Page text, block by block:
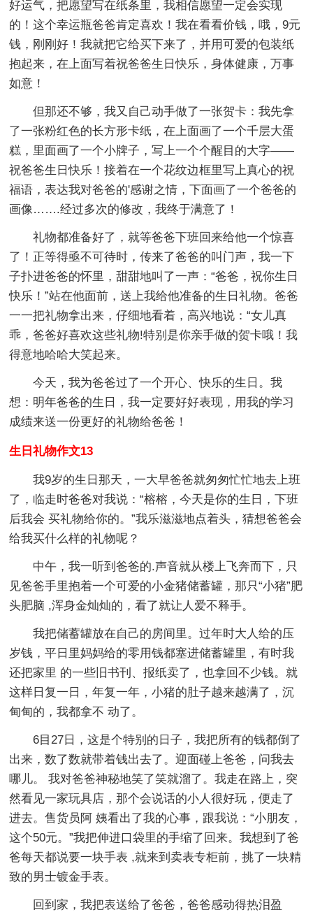
好运气，把愿望写在纸条里，我相信愿望一定会实现
的！这个幸运瓶爸爸肯定喜欢！我在看看价钱，哦，9元
钱，刚刚好！我就把它给买下来了，并用可爱的包装纸
抱起来，在上面写着祝爸爸生日快乐，身体健康，万事
如意！
但那还不够，我又自己动手做了一张贺卡：我先拿
了一张粉红色的长方形卡纸，在上面画了一个千层大蛋
糕，里面画了一个小牌子，写上一个个醒目的大字——
祝爸爸生日快乐！接着在一个花纹边框里写上真心的祝
福语，表达我对爸爸的'感谢之情，下面画了一个爸爸的
画像…….经过多次的修改，我终于满意了！
礼物都准备好了，就等爸爸下班回来给他一个惊喜
了！正等得亟不可待时，传来了爸爸的叫门声，我一下
子扑进爸爸的怀里，甜甜地叫了一声：“爸爸，祝你生日
快乐！”站在他面前，送上我给他准备的生日礼物。爸爸
一一把礼物拿出来，仔细地看着，高兴地说：“女儿真
乖，爸爸好喜欢这些礼物!特别是你亲手做的贺卡哦！我
得意地哈哈大笑起来。
今天，我为爸爸过了一个开心、快乐的生日。我
想：明年爸爸的生日，我一定要好好表现，用我的学习
成绩来送一份更好的礼物给爸爸！
生日礼物作文13
我9岁的生日那天，一大早爸爸就匆匆忙忙地去上班
了，临走时爸爸对我说：“榕榕，今天是你的生日，下班
后我会 买礼物给你的。”我乐滋滋地点着头，猜想爸爸会
给我买什么样的礼物呢？
中午，我一听到爸爸的.声音就从楼上飞奔而下，只
见爸爸手里抱着一个可爱的小金猪储蓄罐，那只“小猪”肥
头肥脑 ,浑身金灿灿的，看了就让人爱不释手。
我把储蓄罐放在自己的房间里。过年时大人给的压
岁钱，平日里妈妈给的零用钱都塞进储蓄罐里，有时我
还把家里 的一些旧书刊、报纸卖了，也拿回不少钱。就
这样日复一日，年复一年，小猪的肚子越来越满了，沉
甸甸的，我都拿不 动了。
6目27日，这是个特别的日子，我把所有的钱都倒了
出来，数了数就带着钱出去了。迎面碰上爸爸，问我去
哪儿。 我对爸爸神秘地笑了笑就溜了。我走在路上，突
然看见一家玩具店，那个会说话的小人很好玩，便走了
进去。售货员阿 姨看出了我的心事，跟我说：“小朋友，
这个50元。”我把伸进口袋里的手缩了回来。我想到了爸
爸每天都说要一块手表 ,就来到卖表专柜前，挑了一块精
致的男士镀金手表。
回到家，我把表送给了爸爸，爸爸感动得热泪盈